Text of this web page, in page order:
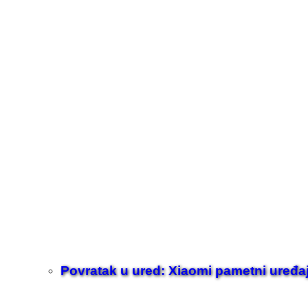
Povratak u ured: Xiaomi pametni